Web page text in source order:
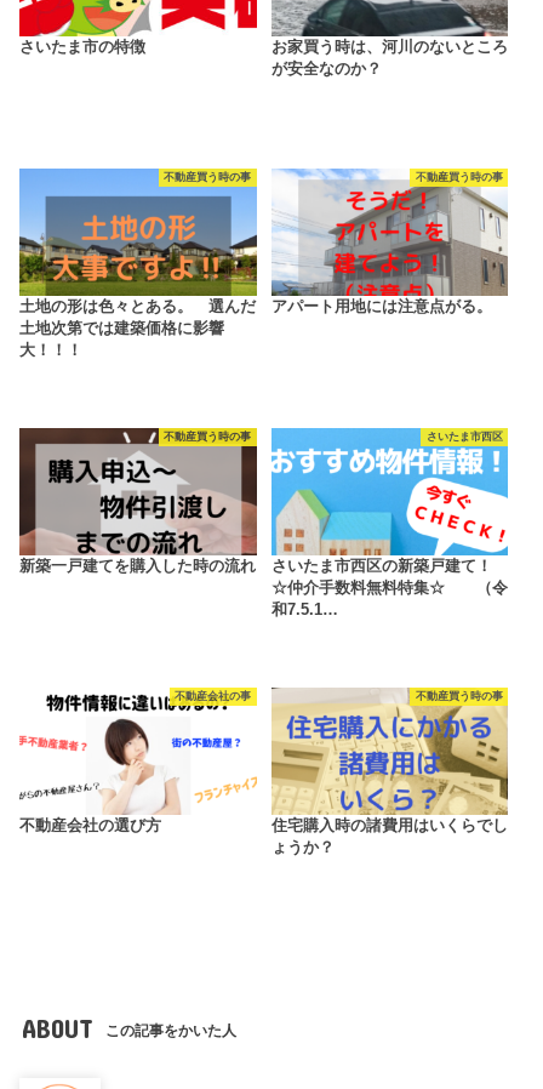
さいたま市の特徴
お家買う時は、河川のないところ
が安全なのか？
不動産買う時の事
土地の形は色々とある。 選んだ
土地次第では建築価格に影響
大！！！
不動産買う時の事
アパート用地には注意点がる。
不動産買う時の事
新築一戸建てを購入した時の流れ
さいたま市西区
さいたま市西区の新築戸建て！
☆仲介手数料無料特集☆ （令
和7.5.1…
不動産会社の事
不動産会社の選び方
不動産買う時の事
住宅購入時の諸費用はいくらでし
ょうか？
ABOUT この記事をかいた人